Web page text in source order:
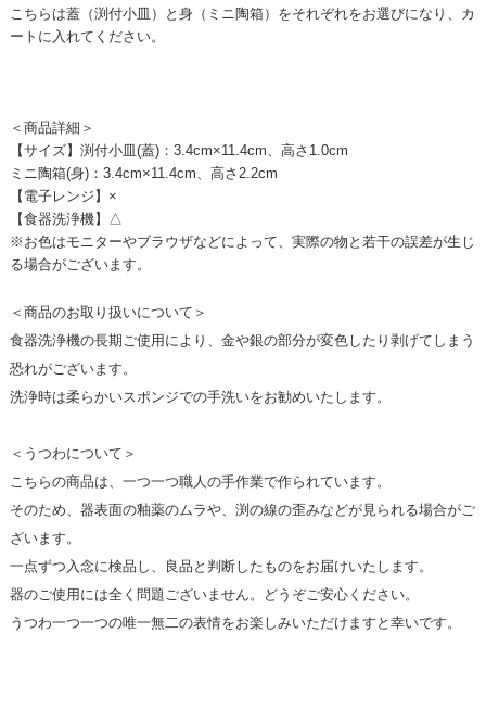
こちらは蓋（渕付小皿）と身（ミニ陶箱）をそれぞれをお選びになり、カ
ートに入れてください。
＜商品詳細＞
【サイズ】渕付小皿(蓋)：3.4cm×11.4cm、高さ1.0cm
ミニ陶箱(身)：3.4cm×11.4cm、高さ2.2cm
【電子レンジ】×
【食器洗浄機】△
※お色はモニターやブラウザなどによって、実際の物と若干の誤差が生じ
る場合がございます。
＜商品のお取り扱いについて＞
食器洗浄機の長期ご使用により、金や銀の部分が変色したり剥げてしまう
恐れがございます。
洗浄時は柔らかいスポンジでの手洗いをお勧めいたします。
＜うつわについて＞
こちらの商品は、一つ一つ職人の手作業で作られています。
そのため、器表面の釉薬のムラや、渕の線の歪みなどが見られる場合がご
ざいます。
一点ずつ入念に検品し、良品と判断したものをお届けいたします。
器のご使用には全く問題ございません。どうぞご安心ください。
うつわ一つ一つの唯一無二の表情をお楽しみいただけますと幸いです。